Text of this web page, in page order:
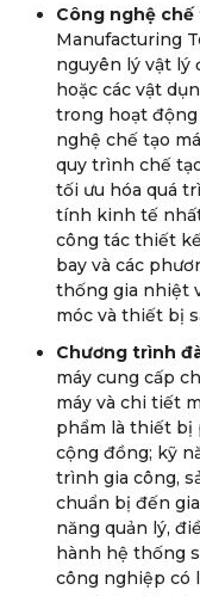
Công nghệ chế
Manufacturing
nguyên lý vật lý
hoặc các vật
trong hoạt động
nghệ chế tạo
quy trình chế
tối ưu hóa quá
tính kinh tế
công tác thiết
bay và các
thống gia nhiệt
móc và thiết bị
Chương trình
máy cung cấp
máy và chi tiết
phẩm là thiết bị
cộng đồng; kỹ
trình gia công,
chuẩn bị đến
năng quản lý,
hành hệ thống
công nghiệp có